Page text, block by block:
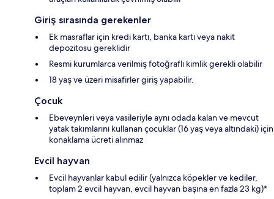
Giriş sırasında gerekenler
Ek masraflar için kredi kartı, banka kartı veya nakit
depozitosu gereklidir
Resmi kurumlarca verilmiş fotoğraflı kimlik gerekli olabilir
18 yaş ve üzeri misafirler giriş yapabilir.
Çocuk
Ebeveynleri veya vasileriyle aynı odada kalan ve mevcut
yatak takımlarını kullanan çocuklar (16 yaş veya altındaki) için
konaklama ücreti alınmaz
Evcil hayvan
Evcil hayvanlar kabul edilir (yalnızca köpekler ve kediler,
toplam 2 evcil hayvan, evcil hayvan başına en fazla 23 kg)*